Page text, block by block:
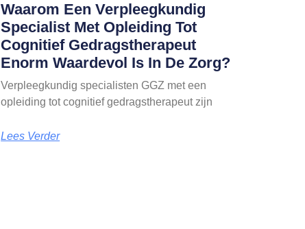
Waarom Een Verpleegkundig
Specialist Met Opleiding Tot
Cognitief Gedragstherapeut
Enorm Waardevol Is In De Zorg?
Verpleegkundig specialisten GGZ met een
opleiding tot cognitief gedragstherapeut zijn
Lees Verder